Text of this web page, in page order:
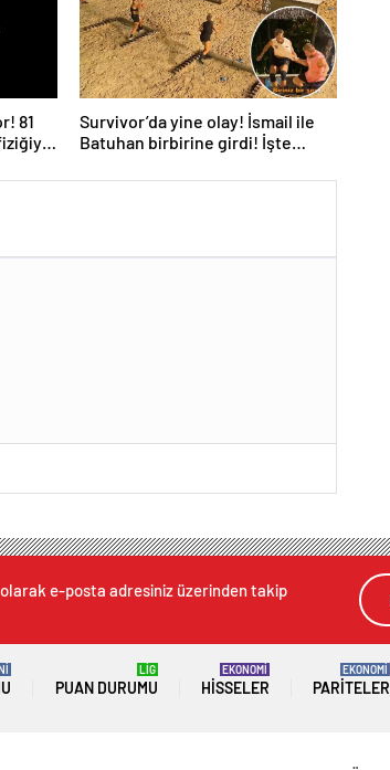
81
Survivor’da yine olay! İsmail ile
Batuhan birbirine girdi! İşte
e-posta adresiniz üzerinden takip
PUAN DURUMU
LİG
HISSELER
EKONOMİ
PARITELER
EKONOMİ